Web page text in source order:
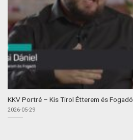
KKV Portré – Kis Tirol Étterem és Fogadó
2026-05-29